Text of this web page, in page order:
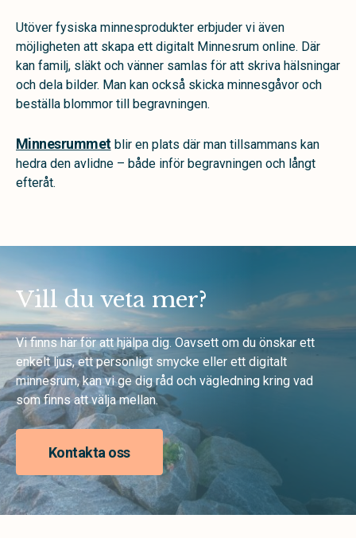
Utöver fysiska minnesprodukter erbjuder vi även
möjligheten att skapa ett digitalt Minnesrum online. Där
kan familj, släkt och vänner samlas för att skriva hälsningar
och dela bilder. Man kan också skicka minnesgåvor och
beställa blommor till begravningen.
Minnesrummetblir en plats där man tillsammans kan
hedra den avlidne – både inför begravningen och långt
efteråt.
Vill du veta mer?
Vi finns här för att hjälpa dig. Oavsett om du önskar ett
enkelt ljus, ett personligt smycke eller ett digitalt
minnesrum, kan vi ge dig råd och vägledning kring vad
som finns att välja mellan.
Kontakta oss